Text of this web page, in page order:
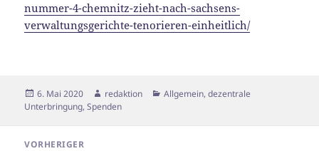
nummer-4-chemnitz-zieht-nach-sachsens-
verwaltungsgerichte-tenorieren-einheitlich/
Veröffentlicht
am
6. Mai 2020 Autor
redaktion Kategorien
Allgemein,dezentrale
Unterbringung,Spenden
VORHERIGER